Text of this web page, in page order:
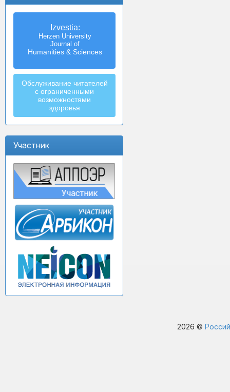
Izvestia:
Herzen University
Journal of
Humanities & Sciences
Обслуживание читателей
с ограниченными
возможностями
здоровья
Участник
2026 ©